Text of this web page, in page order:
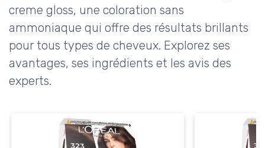
creme gloss, une coloration sans
ammoniaque qui offre des résultats brillants
pour tous types de cheveux. Explorez ses
avantages, ses ingrédients et les avis des
experts.